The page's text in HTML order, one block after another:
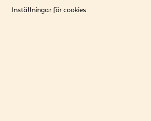
Inställningar för cookies